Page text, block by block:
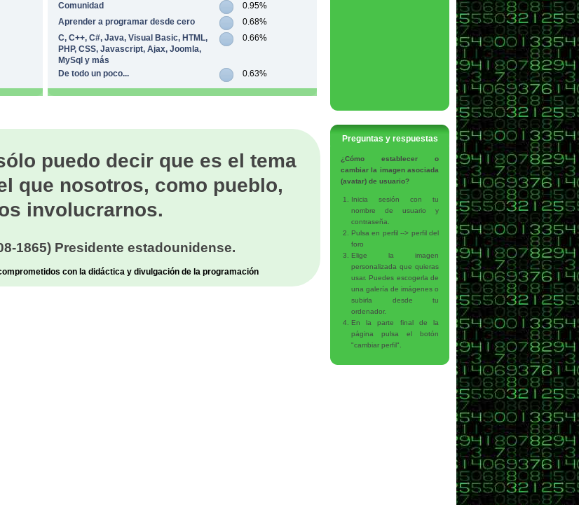
Comunidad
0.95%
Aprender a programar desde cero
0.68%
C, C++, C#, Java, Visual Basic, HTML,
PHP, CSS, Javascript, Ajax, Joomla,
MySql y más
0.66%
De todo un poco... 0.63%
puedo decir que es el tema
que nosotros, como pueblo,
involucrarnos.
1865) Presidente estadounidense.
con la didáctica y divulgación de la programación
Preguntas y respuestas
¿Cómo establecer o
cambiar la imagen asociada
(avatar) de usuario?
Inicia sesión con tu
nombre de usuario y
contraseña.
Pulsa en perfil --> perfil del
foro
Elige la imagen
personalizada que quieras
usar. Puedes escogerla de
una galería de imágenes o
subirla desde tu
ordenador.
En la parte final de la
página pulsa el botón
"cambiar perfil".